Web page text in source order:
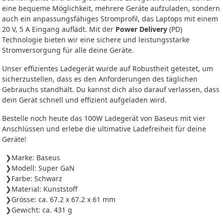
eine bequeme Möglichkeit, mehrere Geräte aufzuladen, sondern
auch ein anpassungsfähiges Stromprofil, das Laptops mit einem
20 V, 5 A Eingang auflädt. Mit der Power Delivery (PD)
Technologie bieten wir eine sichere und leistungsstarke
Stromversorgung für alle deine Geräte.
Unser effizientes Ladegerät wurde auf Robustheit getestet, um
sicherzustellen, dass es den Anforderungen des täglichen
Gebrauchs standhält. Du kannst dich also darauf verlassen, dass
dein Gerät schnell und effizient aufgeladen wird.
Bestelle noch heute das 100W Ladegerät von Baseus mit vier
Anschlüssen und erlebe die ultimative Ladefreiheit für deine
Geräte!
Marke: Baseus
Modell: Super GaN
Farbe: Schwarz
Material: Kunststoff
Grösse: ca. 67.2 x 67.2 x 61 mm
Gewicht: ca. 431 g